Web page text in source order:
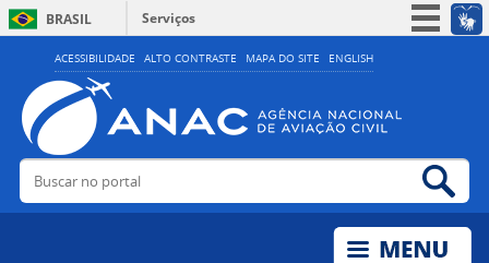
ACESSIBILIDADE ALTO CONTRASTE MAPA DO SITE ENGLISH
BRASIL
Serviços
Simplifique!
Acesso à informação
Legislação
Buscar no portal